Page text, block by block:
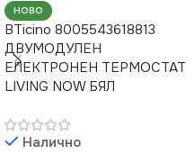
НОВО
BTicino 8005543618813
ДВУМОДУЛЕН
ЕЛЕКТРОНЕН ТЕРМОСТАТ
LIVING NOW БЯЛ
Налично